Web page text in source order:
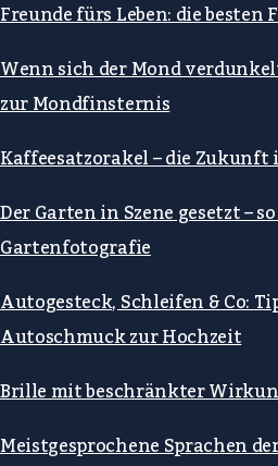
Freunde fürs Leben: die
Wenn sich der Mond
zur Mondfinsternis
Kaffeesatzorakel – die Zukunft
Der Garten in Szene gesetzt –
Gartenfotografie
Autogesteck, Schleifen & Co:
Autoschmuck zur Hochzeit
Brille mit beschränkter
Meistgesprochene Sprachen